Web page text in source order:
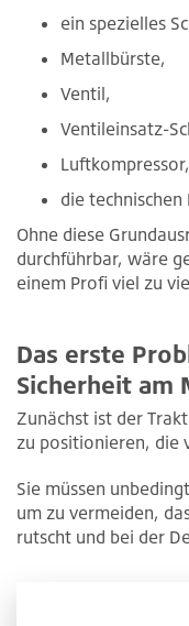
ein spezielles
Metallbürste,
Ventil,
Ventileinsatz-
Luftkompressor,
die technischen
Ohne diese
durchführbar, wäre
einem Profi viel zu
Das erste
Sicherheit am
Zunächst ist der
zu positionieren, die
Sie müssen
um zu vermeiden,
rutscht und bei der